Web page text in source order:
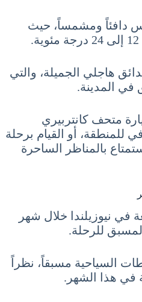
دافئاً ومشمساً، حيث
هاجلي الجميلة، والتي
في المدينة.
متحف كانتربيري
للمنطقة، أو القيام برحلة
بالمناظر الساحرة
في نيوزيلندا خلال شهر
للرحلة.
السياحية مسبقاً، نظراً
في هذا الشهر.